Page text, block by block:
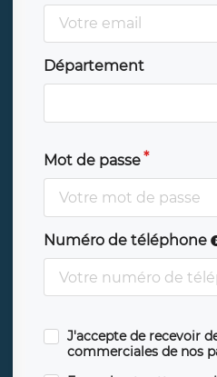
Département
Mot de passe
Numéro de téléphone
J'accepte de recevoir
commerciales de nos